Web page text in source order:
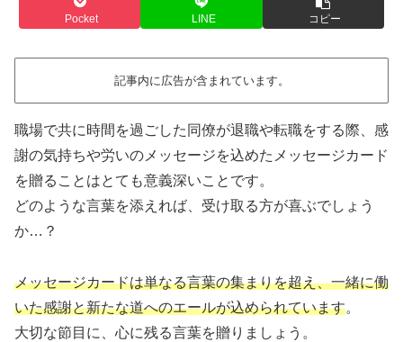
Pocket LINE コピー
記事内に広告が含まれています。
職場で共に時間を過ごした同僚が退職や転職をする際、感
謝の気持ちや労いのメッセージを込めたメッセージカード
を贈ることはとても意義深いことです。
どのような言葉を添えれば、受け取る方が喜ぶでしょう
か…？
メッセージカードは単なる言葉の集まりを超え、一緒に働
いた感謝と新たな道へのエールが込められています。
大切な節目に、心に残る言葉を贈りましょう。